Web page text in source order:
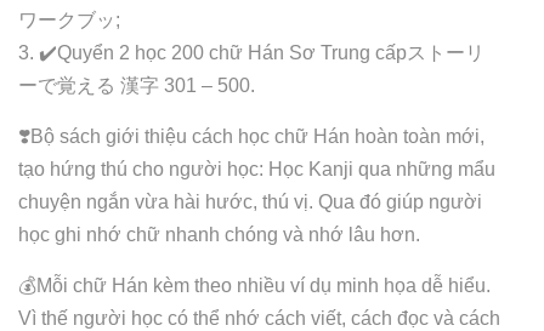
ワークブッ;
3. ✔️Quyển 2 học 200 chữ Hán Sơ Trung cấpストーリ
ーで覚える 漢字 301 – 500.
❣️Bộ sách giới thiệu cách học chữ Hán hoàn toàn mới,
tạo hứng thú cho người học: Học Kanji qua những mẩu
chuyện ngắn vừa hài hước, thú vị. Qua đó giúp người
học ghi nhớ chữ nhanh chóng và nhớ lâu hơn.
💰Mỗi chữ Hán kèm theo nhiều ví dụ minh họa dễ hiểu.
Vì thế người học có thể nhớ cách viết, cách đọc và cách